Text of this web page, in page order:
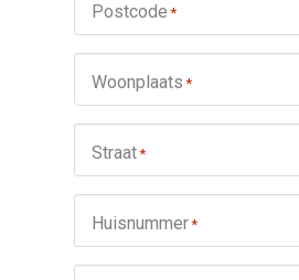
Postcode *
Woonplaats *
Straat*
Huisnummer*